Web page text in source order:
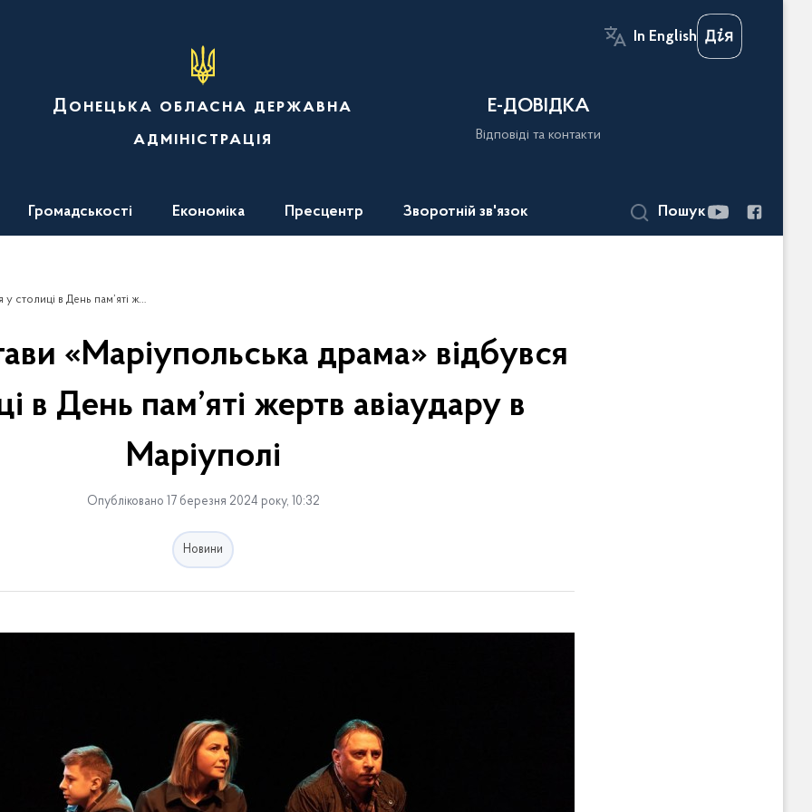
In English
Донецька обласна державна
адміністрація
Е-ДОВІДКА
Відповіді та контакти
Громадськості Економіка Пресцентр Зворотній зв'язок Пошук
жертв авіаудару в Маріуполі
«Маріупольська драма» відбувся
в День пам’яті жертв авіаудару в
Маріуполі
Опубліковано 17 березня 2024 року, 10:32
Новини